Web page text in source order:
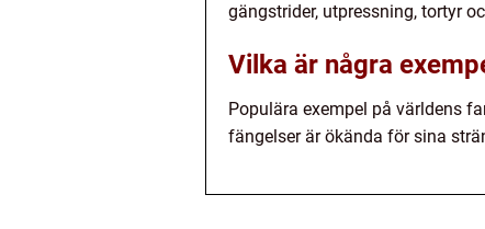
gängstrider, utpressning, tortyr
Vilka är några
Populära exempel på världens
fängelser är ökända för sina